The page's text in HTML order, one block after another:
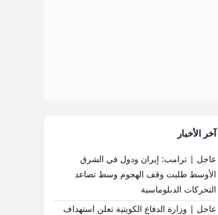
آخر الأخبار
عاجل | ترامب: إيران ودول في الشرق
الأوسط طلبت وقف الهجوم وسط تصاعد
التحركات الدبلوماسية
عاجل | وزارة الدفاع الكويتية تعلن استهداف